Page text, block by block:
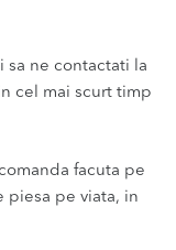
sa ne contactati la
cel mai scurt timp
facuta pe
piesa pe viata, in